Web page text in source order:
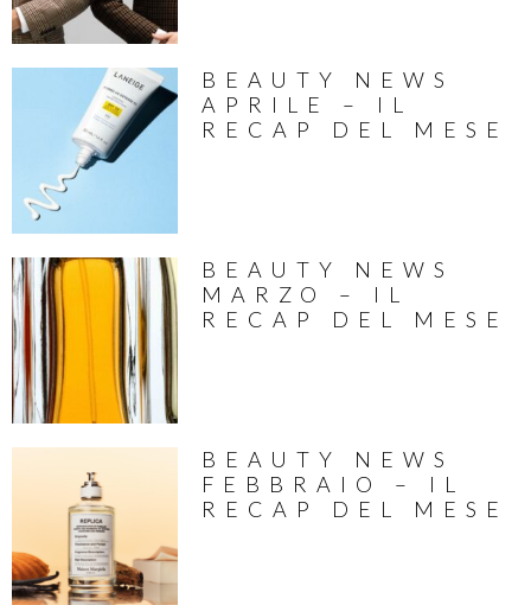
BEAUTY NEWS
APRILE – IL
RECAP DEL MESE
BEAUTY NEWS
MARZO – IL
RECAP DEL MESE
BEAUTY NEWS
FEBBRAIO – IL
RECAP DEL MESE